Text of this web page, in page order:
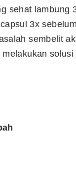
sehat lambung
3x
sembelit